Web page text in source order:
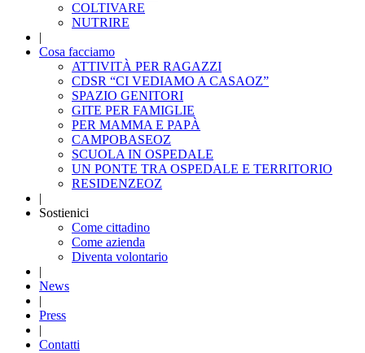
COLTIVARE
NUTRIRE
|
Cosa facciamo
ATTIVITÀ PER RAGAZZI
CDSR “CI VEDIAMO A CASAOZ”
SPAZIO GENITORI
GITE PER FAMIGLIE
PER MAMMA E PAPÀ
CAMPOBASEOZ
SCUOLA IN OSPEDALE
UN PONTE TRA OSPEDALE E TERRITORIO
RESIDENZEOZ
|
Sostienici
Come cittadino
Come azienda
Diventa volontario
|
News
|
Press
|
Contatti